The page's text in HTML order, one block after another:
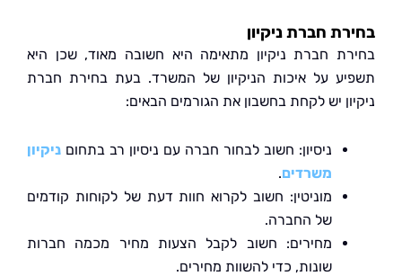
חברת ניקיון
חברת ניקיון מתאימה היא חשובה מאוד, שכן היא
על איכות הניקיון של המשרד. בעת בחירת חברת
יש לקחת בחשבון את הגורמים הבאים:
ניסיון: חשוב לבחור חברה עם ניסיון רב בתחוםניקיון
.
מוניטין: חשוב לקרוא חוות דעת של לקוחות קודמים
של החברה.
מחירים: חשוב לקבל הצעות מחיר מכמה חברות
שונות, כדי להשוות מחירים.